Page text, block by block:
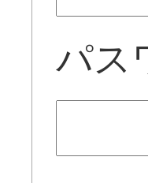
パス